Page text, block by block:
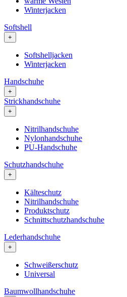
Winterjacken
Softshell
+
Softshelljacken
Winterjacken
Handschuhe
+
Strickhandschuhe
+
Nitrilhandschuhe
Nylonhandschuhe
PU-Handschuhe
Schutzhandschuhe
+
Kälteschutz
Nitrilhandschuhe
Produktschutz
Schnittschutzhandschuhe
Lederhandschuhe
+
Schweißerschutz
Universal
Baumwollhandschuhe